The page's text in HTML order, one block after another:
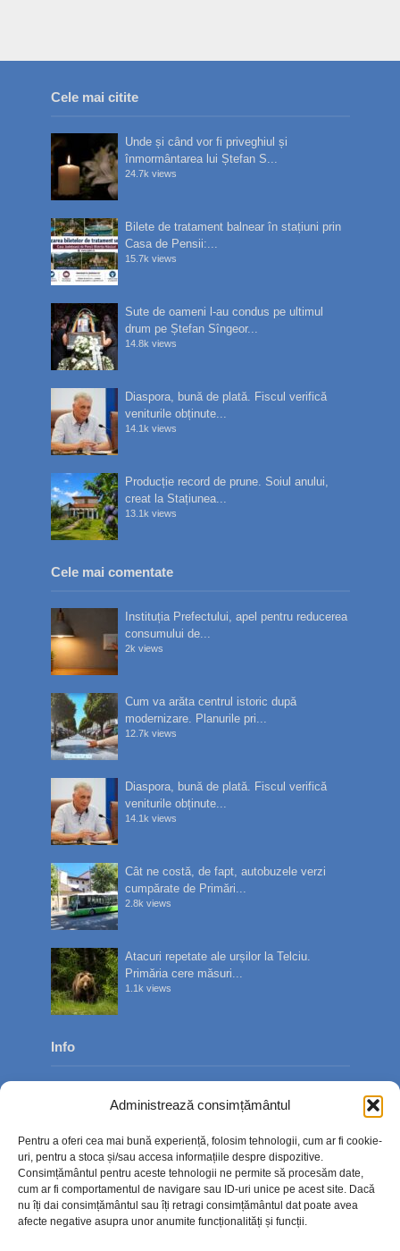
Administrează consimțământul
Pentru a oferi cea mai bună experiență, folosim tehnologii, cum ar fi cookie-
uri, pentru a stoca și/sau accesa informațiile despre dispozitive.
Consimțământul pentru aceste tehnologii ne permite să procesăm date,
cum ar fi comportamentul de navigare sau ID-uri unice pe acest site. Dacă
nu îți dai consimțământul sau îți retragi consimțământul dat poate avea
afecte negative asupra unor anumite funcționalități și funcții.
Cele mai citite
Unde și când vor fi priveghiul și
înmormântarea lui Ștefan S...
24.7k views
Bilete de tratament balnear în stațiuni prin
Casa de Pensii:...
15.7k views
Sute de oameni l-au condus pe ultimul
drum pe Ștefan Sîngeor...
14.8k views
Diaspora, bună de plată. Fiscul verifică
veniturile obținute...
14.1k views
Producție record de prune. Soiul anului,
creat la Stațiunea...
13.1k views
Cele mai comentate
Instituția Prefectului, apel pentru reducerea
consumului de...
2k views
Cum va arăta centrul istoric după
modernizare. Planurile pri...
12.7k views
Diaspora, bună de plată. Fiscul verifică
veniturile obținute...
14.1k views
Cât ne costă, de fapt, autobuzele verzi
cumpărate de Primări...
2.8k views
Atacuri repetate ale urșilor la Telciu.
Primăria cere măsuri...
1.1k views
Info
Contact
Politica de confidențialitate
Politică cookie-uri (UE)